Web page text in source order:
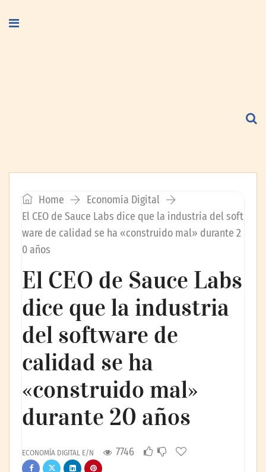
Home
Economía Digital
El CEO de Sauce Labs dice que la industria del soft
ware de calidad se ha «construido mal» durante 2
0 años
El CEO de Sauce Labs
dice que la industria
del software de
calidad se ha
«construido mal»
durante 20 años
ECONOMÍA DIGITAL E/N 7746